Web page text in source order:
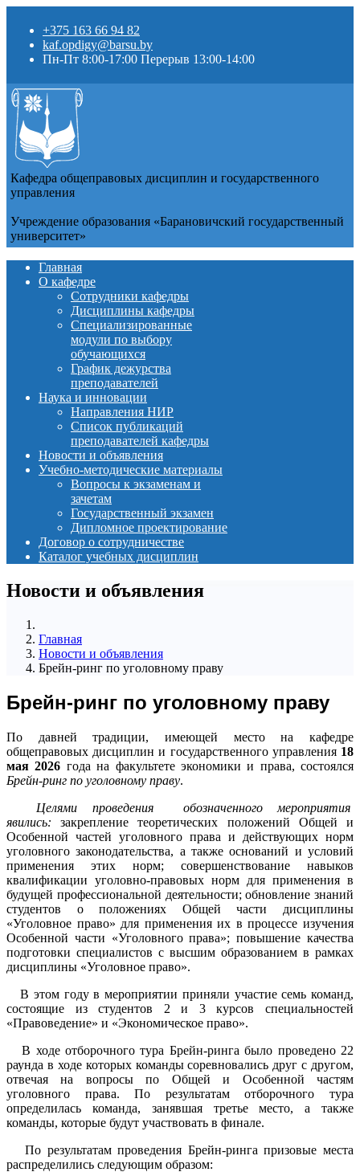
+375 163 66 94 82
kaf.opdigy@barsu.by
Пн-Пт 8:00-17:00 Перерыв 13:00-14:00
Кафедра общеправовых дисциплин и государственного
управления
Учреждение образования «Барановичский государственный
университет»
Главная
О кафедре
Сотрудники кафедры
Дисциплины кафедры
Специализированные
модули по выбору
обучающихся
График дежурства
преподавателей
Наука и инновации
Направления НИР
Список публикаций
преподавателей кафедры
Новости и объявления
Учебно-методические материалы
Вопросы к экзаменам и
зачетам
Государственный экзамен
Дипломное проектирование
Договор о сотрудничестве
Каталог учебных дисциплин
Новости и объявления
Главная
Новости и объявления
Брейн-ринг по уголовному праву
Брейн-ринг по уголовному праву
По давней традиции, имеющей место на кафедре
общеправовых дисциплин и государственного управления 18
мая 2026 года на факультете экономики и права, состоялся
Брейн-ринг по уголовному праву.
Целями проведения обозначенного мероприятия
явились:закрепление теоретических положений Общей и
Особенной частей уголовного права и действующих норм
уголовного законодательства, а также оснований и условий
применения этих норм; совершенствование навыков
квалификации уголовно-правовых норм для применения в
будущей профессиональной деятельности; обновление знаний
студентов о положениях Общей части дисциплины
«Уголовное право» для применения их в процессе изучения
Особенной части «Уголовного права»; повышение качества
подготовки специалистов с высшим образованием в рамках
дисциплины «Уголовное право».
В этом году в мероприятии приняли участие семь команд,
состоящие из студентов 2 и 3 курсов специальностей
«Правоведение» и «Экономическое право».
В ходе отборочного тура Брейн-ринга было проведено 22
раунда в ходе которых команды соревновались друг с другом,
отвечая на вопросы по Общей и Особенной частям
уголовного права. По результатам отборочного тура
определилась команда, занявшая третье место, а также
команды, которые будут участвовать в финале.
По результатам проведения Брейн-ринга призовые места
распределились следующим образом: